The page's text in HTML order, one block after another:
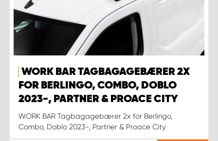
WORK BAR TAGBAGAGEBÆRER 2X
FOR BERLINGO, COMBO, DOBLO
2023-, PARTNER & PROACE CITY
WORK BAR Tagbagagebærer 2x for Berlingo,
Combo, Doblo 2023-, Partner & Proace City